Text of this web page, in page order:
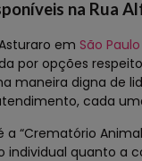
na Rua
em São Paulo
por opções
maneira digna de
cada
“Crematório
quanto a